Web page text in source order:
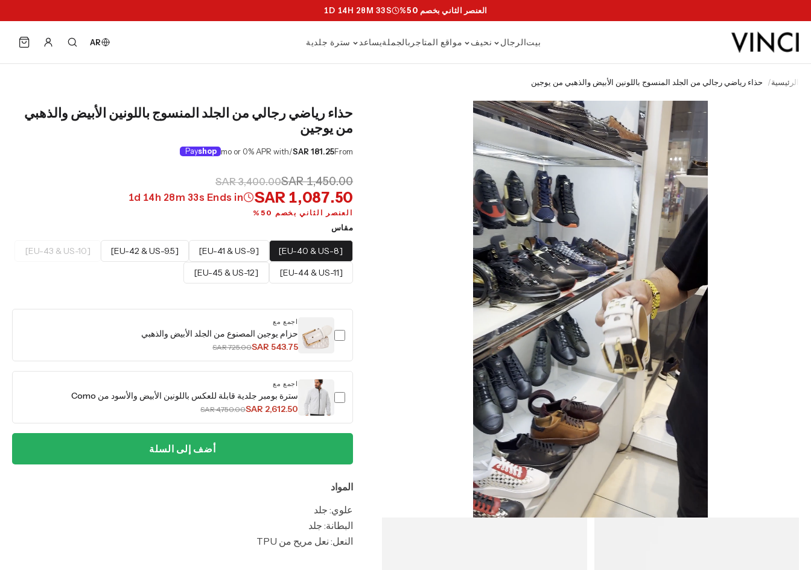
العنصر الثاني بخصم 50% 1D 14H 28M 31S
بيتالرجال نحيف مواقع المتاجر بالجملةيساعد سترة جلدية AR
الرئيسية/ حذاء رياضي رجالي من الجلد المنسوج باللونين الأبيض والذهبي من يوجين
حذاء رياضي رجالي من الجلد المنسوج باللونين الأبيض والذهبي
من يوجين
From
SAR 181.25
/mo or 0% APR with
shop
Pay
SAR 1,450.00
SAR 3,400.00
SAR 1,087.50
Ends in
1d 14h 28m 31s
العنصر الثاني بخصم 50%
مقاس
[EU-40 & US-8]
[EU-41 & US-9]
[EU-42 & US-9.5]
[EU-43 & US-10]
[EU-44 & US-11]
[EU-45 & US-12]
اجمع مع
حزام يوجين المصنوع من الجلد الأبيض والذهبي
SAR 543.75
SAR 725.00
اجمع مع
سترة بومبر جلدية قابلة للعكس باللونين الأبيض والأسود من Como
SAR 2,612.50
SAR 4,750.00
أضف إلى السلة
المواد
علوي: جلد
البطانة: جلد
النعل: نعل مريح من TPU